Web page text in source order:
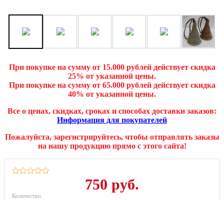
При покупке на сумму от 15.000 рублей действует скидка
25% от указанной цены.
При покупке на сумму от 65.000 рублей действует скидка
40% от указанной цены.
Все о ценах, скидках, сроках и способах доставки заказов:
Информация для покупателей
Пожалуйста, зарегистрируйтесь, чтобы отправлять заказы
на нашу продукцию прямо с этого сайта!
750 руб.
Количество